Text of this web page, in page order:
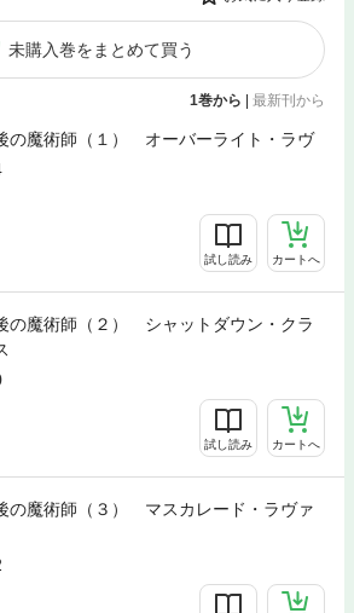
未購入巻をまとめて買う
1巻から | 最新刊から
の魔術師（１） オーバーライト・ラヴ
試し読み カートへ
の魔術師（２） シャットダウン・クラ
試し読み カートへ
の魔術師（３） マスカレード・ラヴァ